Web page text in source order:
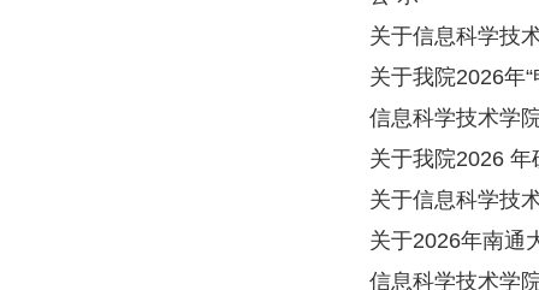
关于信息科学技
关于我院2026年
信息科学技术学
关于我院2026 年
关于信息科学技
关于2026年南通
信息科学技术学